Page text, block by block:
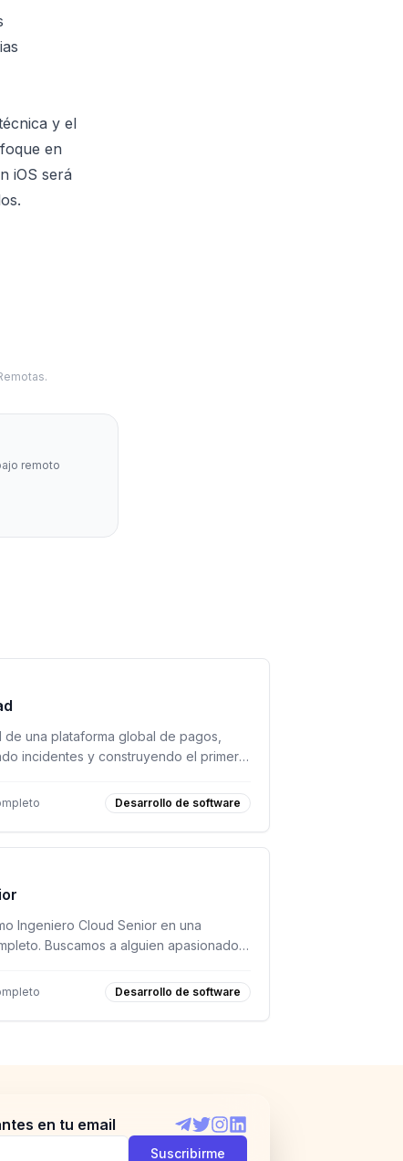
y el
en
iOS será
remoto
una plataforma global de pagos,
incidentes y construyendo el primer
Desarrollo de software
Ingeniero Cloud Senior en una
Buscamos a alguien apasionado
Desarrollo de software
en tu email
Telegram
TwitterInstagram
LinkedIn
Suscribirme